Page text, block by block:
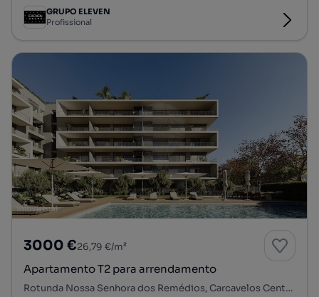
GRUPO ELEVEN
Profissional
3000 €26,79 €/m²
Apartamento T2 para arrendamento
Rotunda Nossa Senhora dos Remédios, Carcavelos Centro, Carcavelos e Parede, Cascais, Lisboa